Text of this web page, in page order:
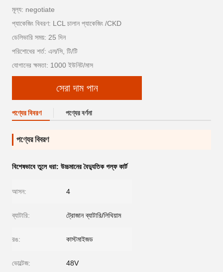
মূল্য: negotiate
প্যাকেজিং বিবরণ: LCL চালান প্যাকেজিং /CKD
ডেলিভারি সময়: 25 দিন
পরিশোধের শর্ত: এল/সি, টি/টি
যোগানের ক্ষমতা: 1000 ইউনিট/মাস
সেরা দাম পান
পণ্যের বিবরণ পণ্যের বর্ণনা
পণ্যের বিবরণ
বিশেষভাবে তুলে ধরা: উচ্চমানের বৈদ্যুতিক গল্ফ কার্ট
আসন: 4
ব্যাটারি: ট্রোজান ব্যাটারি/লিথিয়াম
রঙ: কাস্টমাইজড
ভোল্টেজ: 48V